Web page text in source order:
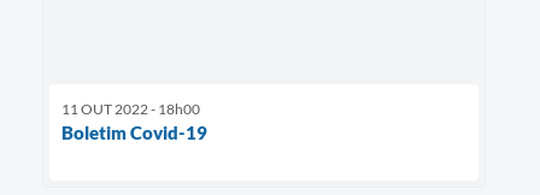
11 OUT 2022 - 18h00
Boletim Covid-19